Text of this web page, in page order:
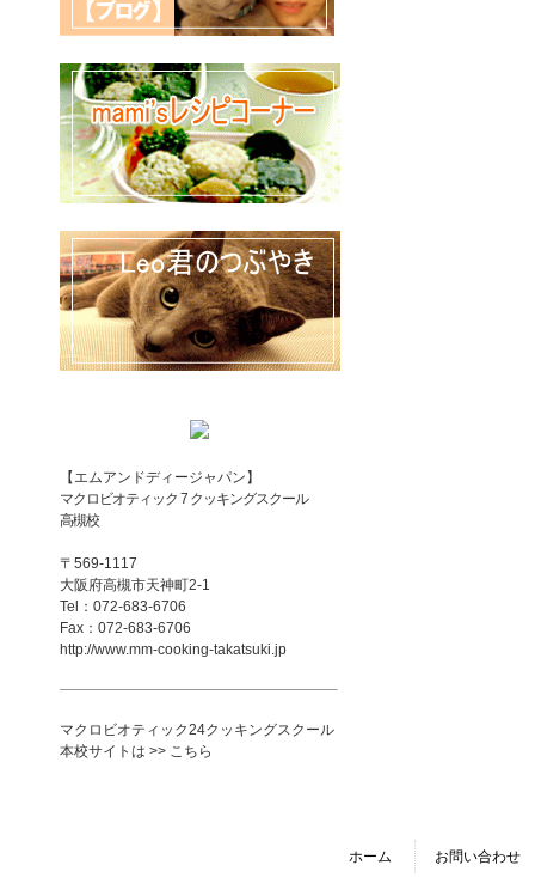
【エムアンドディージャパン】
マクロビオティック 7 クッキングスクール
高槻校
〒569-1117
大阪府高槻市天神町2-1
Tel：072-683-6706
Fax：072-683-6706
http://www.mm-cooking-takatsuki.jp
マクロビオティック24クッキングスクール
本校サイトは >> こちら
ホーム お問い合わせ